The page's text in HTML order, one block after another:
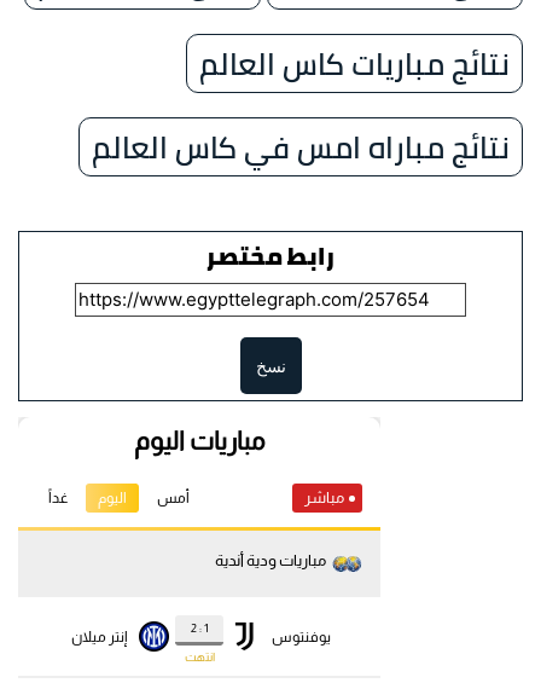
نتائج مباريات كاس العالم
نتائج مباراه امس في كاس العالم
رابط مختصر
نسخ